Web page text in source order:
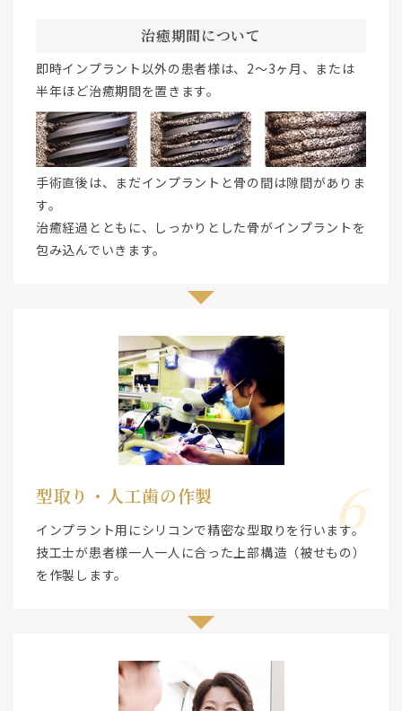
治癒期間について
即時インプラント以外の患者様は、2～3ヶ月、または
半年ほど治癒期間を置きます。
手術直後は、まだインプラントと骨の間は隙間がありま
す。
治癒経過とともに、しっかりとした骨がインプラントを
包み込んでいきます。
6
型取り・人工歯の作製
インプラント用にシリコンで精密な型取りを行います。
技工士が患者様一人一人に合った上部構造（被せもの）
を作製します。